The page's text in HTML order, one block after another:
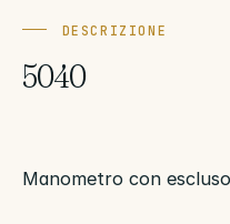
DESCRIZIONE
5040
Manometro con